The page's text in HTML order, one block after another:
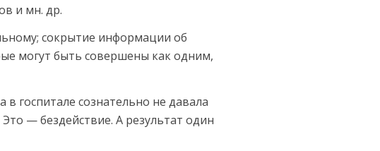
и мн. др.
сокрытие информации об
могут быть совершены как одним,
госпитале сознательно не давала
— бездействие. А результат один